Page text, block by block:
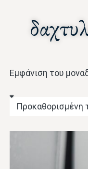
Εμφάνιση του